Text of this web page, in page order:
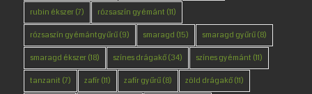
rubin ékszer(7) rózsaszín gyémánt (11)
rózsaszín gyémántgyűrű(9) smaragd (15) smaragd gyűrű(8)
smaragd ékszer(18) színes drágakő(34) színes gyémánt (11)
tanzanit (7) zafír(11) zafír gyűrű(8) zöld drágakő(11)